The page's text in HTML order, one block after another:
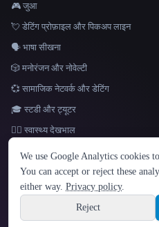
भाषा
English español Français
Hindi
🎮 जुआ
💘 डेटिंग प्रोफ़ाइल और पिकअप लाइन
🗣️ भाषा सीखना
🎲 मनोरंजन और नोवेल्टी
💞 सामाजिक नेटवर्क और डेटिंग
🎓 स्टडी और ट्यूटर
👩‍⚕️ स्वास्थ्य देखभाल
Site information
© 2026 That AI Collection. सर्वाधिकार सुरक्षित।
Built with Metatron ★
build de3d624c
We use Google Analytics cookies
You can accept or reject these
either way. Privacy policy.
Reject